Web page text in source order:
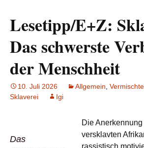
Lesetipp/E+Z:
Das schwerste
der Menschheit
10. Juli 2026 Allgemein
Sklaverei
Igi
Das
Die
versklavten
rassistisch